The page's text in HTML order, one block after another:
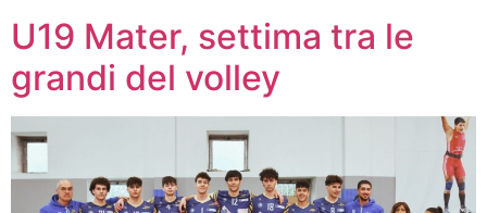
U19 Mater, settima tra le
grandi del volley